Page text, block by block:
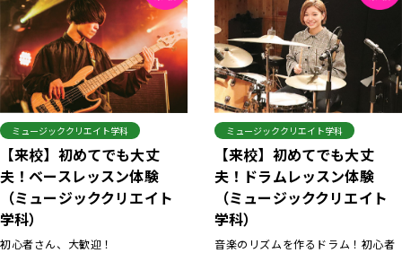
ミュージッククリエイト学科
【来校】初めてでも大丈
夫！ベースレッスン体験
（ミュージッククリエイト
学科）
初心者さん、大歓迎！
ミュージッククリエイト学科
【来校】初めてでも大丈
夫！ドラムレッスン体験
（ミュージッククリエイト
学科）
音楽のリズムを作るドラム！初心者